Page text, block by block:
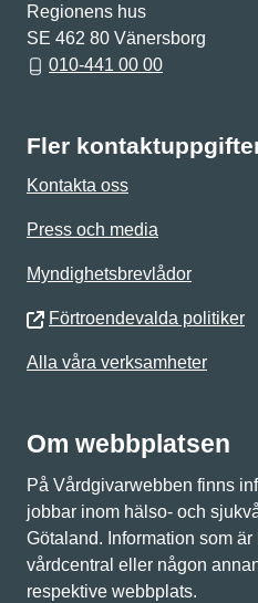
Regionens hus
SE 462 80 Vänersborg
010-441 00 00
Fler
Kontakta oss
Press och media
Myndighetsbrevlådor
Förtroendevalda politiker
Alla våra verksamheter
Om webbplatsen
På Vårdgivarwebben finns
jobbar inom hälso- och
Götaland. Information som
vårdcentral eller någon
respektive webbplats.